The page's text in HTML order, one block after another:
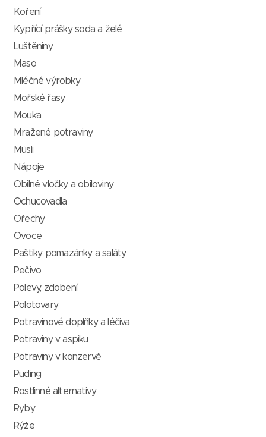
Koření
Kypřící prášky, soda a želé
Luštěniny
Maso
Mléčné výrobky
Mořské řasy
Mouka
Mražené potraviny
Müsli
Nápoje
Obilné vločky a obiloviny
Ochucovadla
Ořechy
Ovoce
Paštiky, pomazánky a saláty
Pečivo
Polevy, zdobení
Polotovary
Potravinové doplňky a léčiva
Potraviny v aspiku
Potraviny v konzervě
Puding
Rostlinné alternativy
Ryby
Rýže